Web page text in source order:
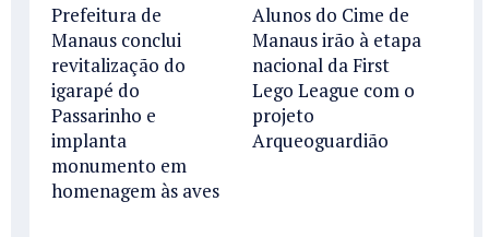
Prefeitura de
Manaus conclui
revitalização do
igarapé do
Passarinho e
implanta
monumento em
homenagem às aves
Alunos do Cime de
Manaus irão à etapa
nacional da First
Lego League com o
projeto
Arqueoguardião